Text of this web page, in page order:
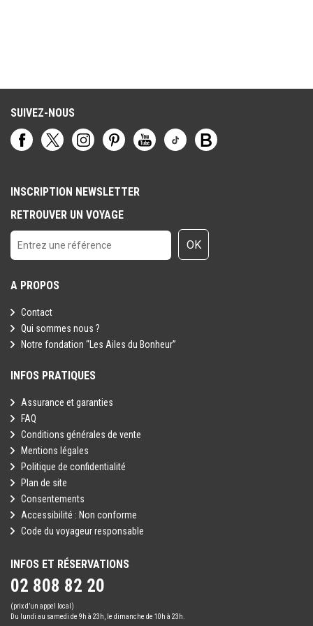
SUIVEZ-NOUS
INSCRIPTION NEWSLETTER
RETROUVER UN VOYAGE
OK
A PROPOS
Contact
Qui sommes nous ?
Notre fondation “Les Ailes du Bonheur”
INFOS PRATIQUES
Assurance et garanties
FAQ
Conditions générales de vente
Mentions légales
Politique de confidentialité
Plan de site
Consentements
Accessibilité : Non conforme
Code du voyageur responsable
INFOS ET RÉSERVATIONS
02 808 82 20
(prix d’un appel local)
Du lundi au samedi de 9h à 23h, le dimanche de 10h à 23h.